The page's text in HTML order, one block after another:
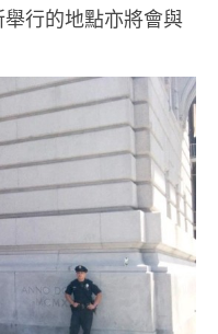
行的地點亦將會與